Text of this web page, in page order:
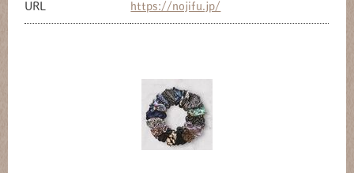
URL https://nojifu.jp/